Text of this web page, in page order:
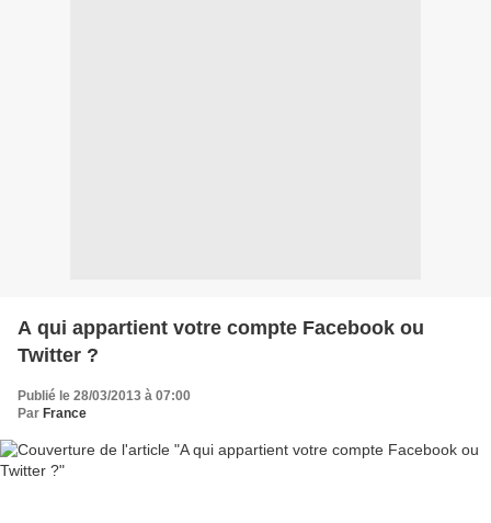
A qui appartient votre compte Facebook ou
Twitter ?
Publié le 28/03/2013 à 07:00
Par France